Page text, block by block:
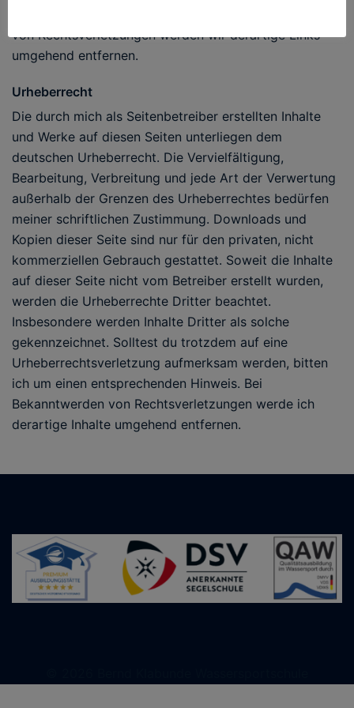
von Rechtsverletzungen werden wir derartige Links
umgehend entfernen.
Urheberrecht
Die durch mich als Seitenbetreiber erstellten Inhalte
und Werke auf diesen Seiten unterliegen dem
deutschen Urheberrecht. Die Vervielfältigung,
Bearbeitung, Verbreitung und jede Art der Verwertung
außerhalb der Grenzen des Urheberrechtes bedürfen
meiner schriftlichen Zustimmung. Downloads und
Kopien dieser Seite sind nur für den privaten, nicht
kommerziellen Gebrauch gestattet. Soweit die Inhalte
auf dieser Seite nicht vom Betreiber erstellt wurden,
werden die Urheberrechte Dritter beachtet.
Insbesondere werden Inhalte Dritter als solche
gekennzeichnet. Solltest du trotzdem auf eine
Urheberrechtsverletzung aufmerksam werden, bitten
ich um einen entsprechenden Hinweis. Bei
Bekanntwerden von Rechtsverletzungen werde ich
derartige Inhalte umgehend entfernen.